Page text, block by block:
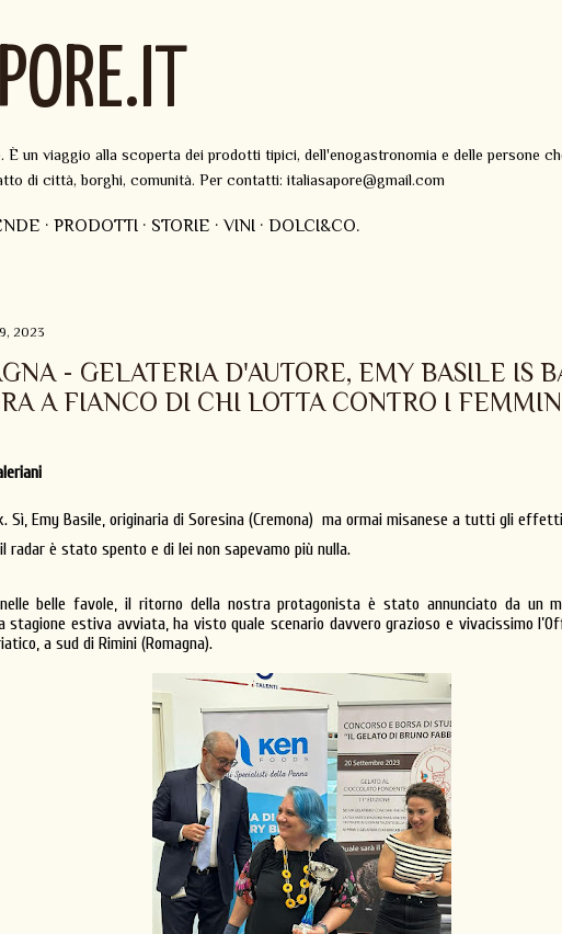
È un viaggio alla scoperta dei prodotti tipici, dell'enogastronomia e delle persone
di città, borghi, comunità. Per contatti: italiasapore@gmail.com
PRODOTTI STORIE VINI DOLCI&CO.
2023
- GELATERIA D'AUTORE, EMY BASILE IS
A FIANCO DI CHI LOTTA CONTRO I
Sì, Emy Basile, originaria di Soresina (Cremona) ma ormai misanese a tutti gli
radar è stato spento e di lei non sapevamo più nulla.
belle favole, il ritorno della nostra protagonista è stato annunciato da un
stagione estiva avviata, ha visto quale scenario davvero grazioso e vivacissimo
a sud di Rimini (Romagna).